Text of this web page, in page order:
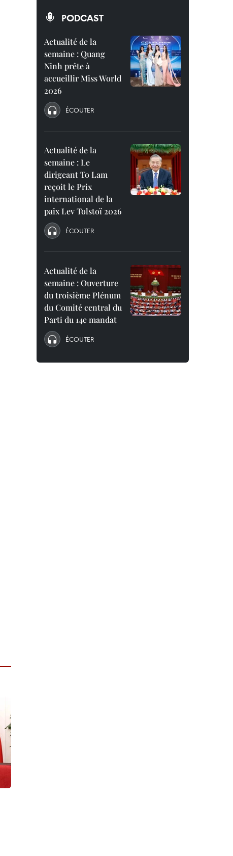
PODCAST
Actualité de la
semaine : Quang
Ninh prête à
accueillir Miss World
2026
ÉCOUTER
Actualité de la
semaine : Le
dirigeant To Lam
reçoit le Prix
international de la
paix Lev Tolstoï 2026
ÉCOUTER
Actualité de la
semaine : Ouverture
du troisième Plénum
du Comité central du
Parti du 14e mandat
ÉCOUTER